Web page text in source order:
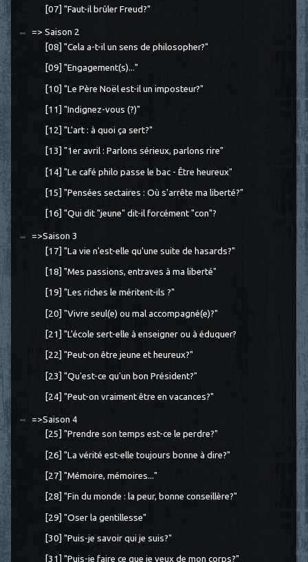
[07] "Faut-il brûler Freud?"
=> Saison 2
[08] "Cela a-t-il un sens de philosopher?"
[09] "Engagement(s)..."
[10] "Le Père Noël est-il un imposteur?"
[11] "Indignez-vous (?)"
[12] "L'art : à quoi ça sert?"
[13] "1er avril : Parlons sérieux, parlons rire"
[14] "Le café philo passe le bac - Être heureux"
[15] "Pensées sectaires : Où s'arrête ma liberté?"
[16] "Qui dit "jeune" dit-il forcément "con"?
=>Saison 3
[17] "La vie n'est-elle qu'une suite de hasards?"
[18] "Mes passions, entraves à ma liberté"
[19] "Les riches le méritent-ils ?"
[20] "Vivre seul(e) ou mal accompagné(e)?"
[21] "L'école sert-elle à enseigner ou à éduquer?
[22] "Peut-on être jeune et heureux?"
[23] "Qu'est-ce qu'un bon Président?"
[24] "Peut-on vraiment être en vacances?"
=>Saison 4
[25] "Prendre son temps est-ce le perdre?"
[26] "La vérité est-elle toujours bonne à dire?"
[27] "Mémoire, mémoires..."
[28] "Fin du monde : la peur, bonne conseillère?"
[29] "Oser la gentillesse"
[30] "Puis-je savoir qui je suis?"
[31] "Puis-je faire ce que je veux de mon corps?"